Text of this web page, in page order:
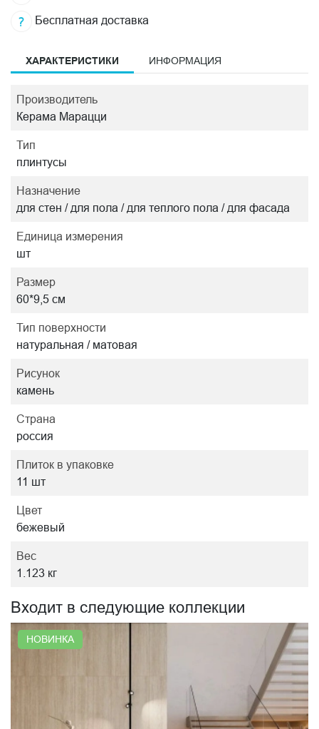
Бесплатная доставка
ХАРАКТЕРИСТИКИ ИНФОРМАЦИЯ
Производитель
Керама Марацци
Тип
плинтусы
Назначение
для стен / для пола / для теплого пола / для фасада
Единица измерения
шт
Размер
60*9,5 см
Тип поверхности
натуральная / матовая
Рисунок
камень
Страна
россия
Плиток в упаковке
11 шт
Цвет
бежевый
Вес
1.123 кг
Входит в следующие коллекции
НОВИНКА